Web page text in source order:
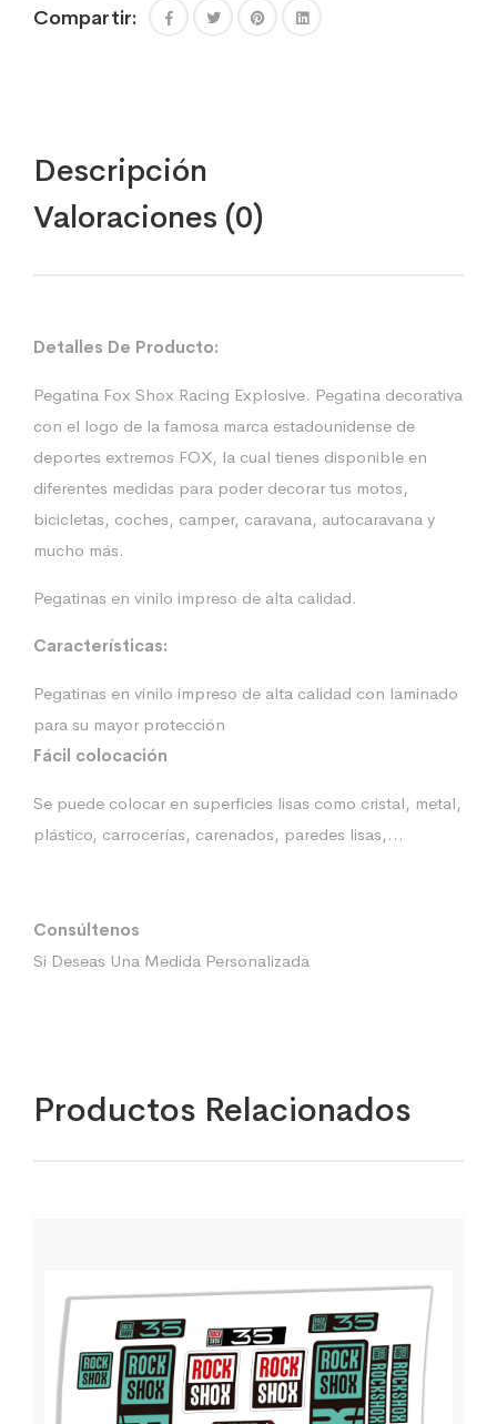
Compartir:
Descripción
Valoraciones (0)
Detalles De Producto:
Pegatina Fox Shox Racing Explosive. Pegatina decorativa
con el logo de la famosa marca estadounidense de
deportes extremos FOX, la cual tienes disponible en
diferentes medidas para poder decorar tus motos,
bicicletas, coches, camper, caravana, autocaravana y
mucho más.
Pegatinas en vinilo impreso de alta calidad.
Características:
Pegatinas en vinilo impreso de alta calidad con laminado
para su mayor protección
Fácil colocación
Se puede colocar en superficies lisas como cristal, metal,
plástico, carrocerías, carenados, paredes lisas,…
Consúltenos
Si Deseas Una Medida Personalizada
Productos Relacionados